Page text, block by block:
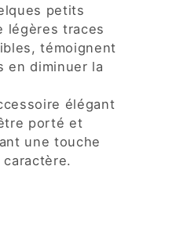
petits
légères traces
témoignent
en diminuer la
élégant
porté et
une touche